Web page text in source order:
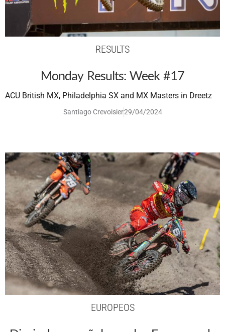
RESULTS
Monday Results: Week #17
ACU British MX, Philadelphia SX and MX Masters in Dreetz
Santiago Crevoisier29/04/2024
EUROPEOS